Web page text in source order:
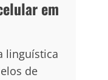
em
linguística
de